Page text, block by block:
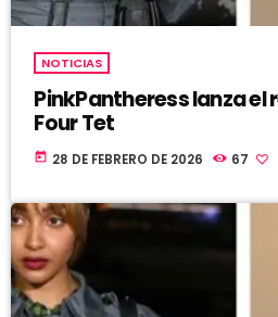
NOTICIAS
PinkPantheress lanza el
Four Tet
today 28 DE FEBRERO DE 2026 67